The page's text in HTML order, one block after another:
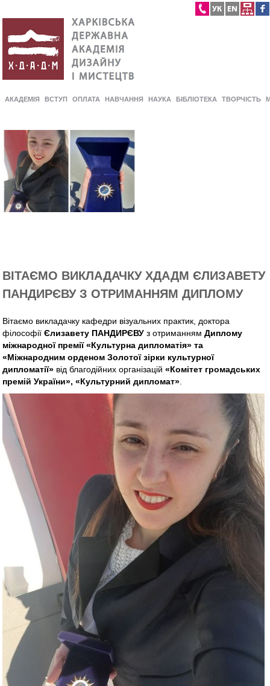
АКАДЕМІЯ ВСТУП ОПЛАТА НАВЧАННЯ НАУКА БІБЛІОТЕКА ТВОРЧІСТЬ
ВІТАЄМО ВИКЛАДАЧКУ ХДАДМ ЄЛИЗАВЕТУ
ПАНДИРЄВУ З ОТРИМАННЯМ ДИПЛОМУ
Вітаємо викладачку кафедри візуальних практик, доктора
філософіїЄлизавету ПАНДИРЄВУ з отриманнямДиплому
міжнародної премії «Культурна дипломатія» та
«Міжнародним орденом Золотої зірки культурної
дипломатії» від благодійних організацій«Комітет громадських
премій України», «Культурний дипломат».